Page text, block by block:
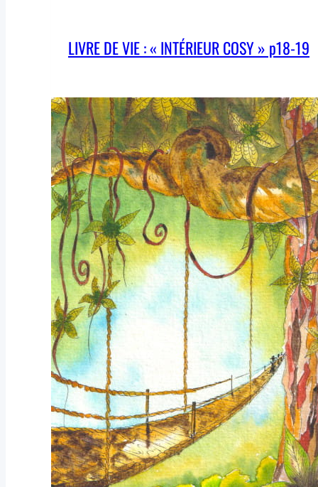
LIVRE DE VIE : « INTÉRIEUR COSY » p18-19